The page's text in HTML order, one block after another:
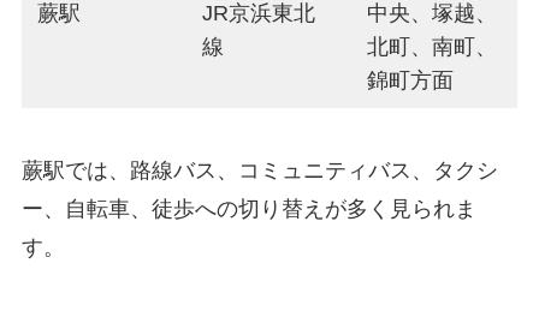
蕨駅
JR京浜東北
線
中央、塚越、
北町、南町、
錦町方面
蕨駅では、路線バス、コミュニティバス、タクシ
ー、自転車、徒歩への切り替えが多く見られま
す。